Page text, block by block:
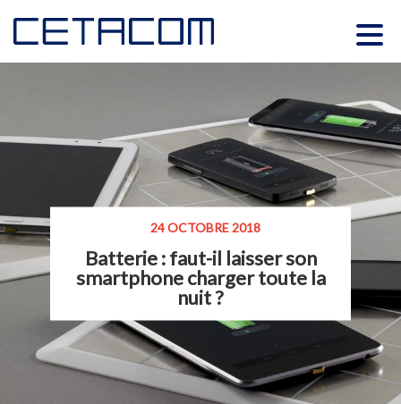
24 OCTOBRE 2018
Batterie : faut-il laisser son
smartphone charger toute la
nuit ?